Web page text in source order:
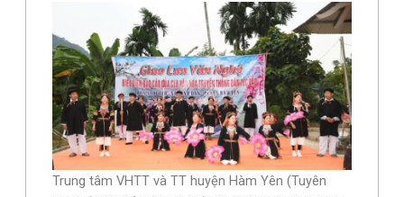
Trung tâm VHTT và TT huyện Hàm Yên (Tuyên